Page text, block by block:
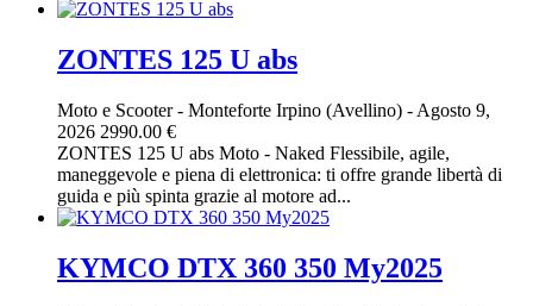
ZONTES 125 U abs
Moto e Scooter- Monteforte Irpino (Avellino) - Agosto 9,
2026 2990.00 €
ZONTES 125 U abs Moto - Naked Flessibile, agile,
maneggevole e piena di elettronica: ti offre grande libertà di
guida e più spinta grazie al motore ad...
KYMCO DTX 360 350 My2025